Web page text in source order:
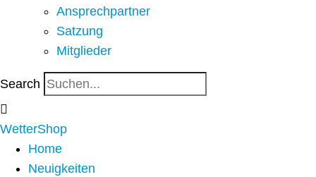
Ansprechpartner
Satzung
Mitglieder
Search
WetterShop
Home
Neuigkeiten